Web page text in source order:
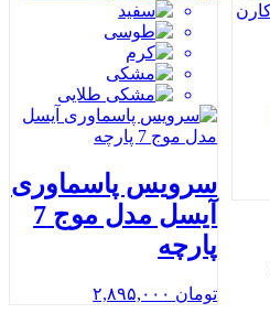
سرویس پاسماوری
آیسل مدل موج 7
پارچه
تومان